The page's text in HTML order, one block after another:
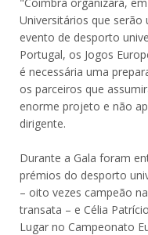
Universitários que
evento de desporto
Portugal, os Jogos
é necessária uma
os parceiros que
enorme projeto e não
dirigente.
Durante a Gala foram
prémios do desporto
– oito vezes campeão
transata – e Célia
Lugar no Campeonato